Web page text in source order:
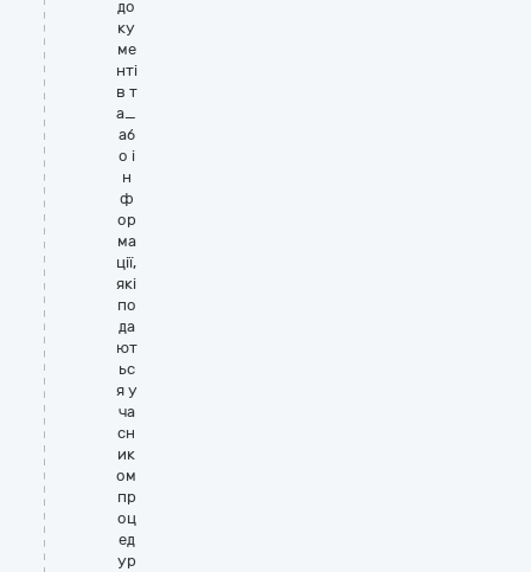
до
ку
ме
нті
в т
а_
аб
о і
н
ф
ор
ма
ції,
які
по
да
ют
ьс
я у
ча
сн
ик
ом
пр
оц
ед
ур